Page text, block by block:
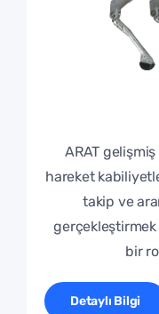
ARAT
hareket
takip ve
gerçekleştirmek
bir
Detaylı Bilgi